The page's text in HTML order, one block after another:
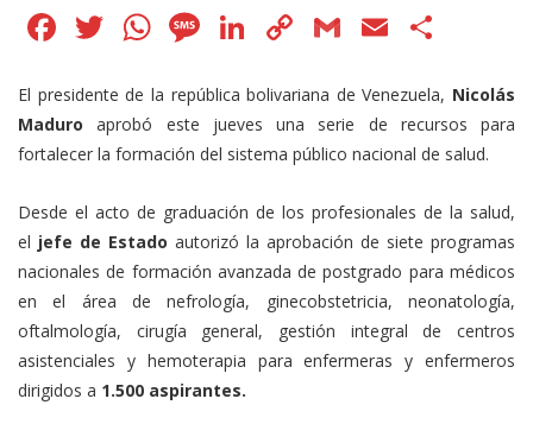
Facebook
Twitter
WhatsApp
Message
LinkedIn
CopyGmailEmail
El presidente de la república bolivariana de Venezuela, Nicolás
Maduro aprobó este jueves una serie de recursos para
fortalecer la formación del sistema público nacional de salud.
Desde el acto de graduación de los profesionales de la salud,
el jefe de Estado autorizó la aprobación de siete programas
nacionales de formación avanzada de postgrado para médicos
en el área de nefrología, ginecobstetricia, neonatología,
oftalmología, cirugía general, gestión integral de centros
asistenciales y hemoterapia para enfermeras y enfermeros
dirigidos a 1.500 aspirantes.